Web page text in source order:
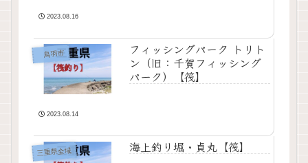
2023.08.16
鳥羽市
フィッシングパーク トリト
ン（旧：千賀フィッシング
パーク）【筏】
2023.08.14
三重県全域 海上釣り堀・貞丸【筏】